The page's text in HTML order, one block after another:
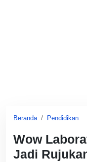
Beranda Pendidikan
Wow
Jadi